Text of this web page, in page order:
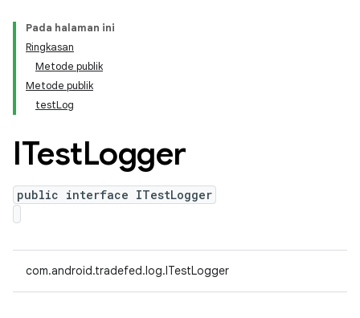
Pada halaman ini
Ringkasan
Metode publik
Metode publik
testLog
ITestLogger
public interface ITestLogger
com.android.tradefed.log.ITestLogger